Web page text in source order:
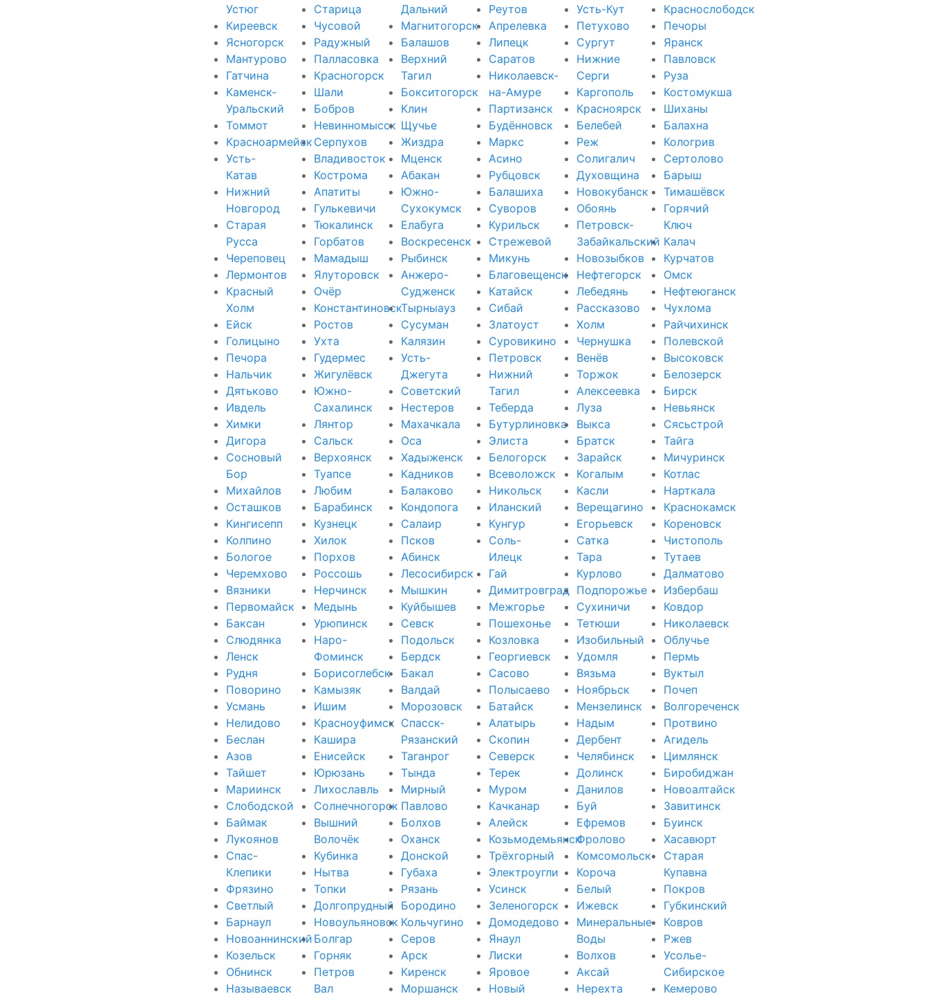
Устюг
Киреевск
Ясногорск
Мантурово
Гатчина
Каменск-
Уральский
Томмот
Красноармейск
Усть-
Катав
Нижний
Новгород
Старая
Русса
Череповец
Лермонтов
Красный
Холм
Ейск
Голицыно
Печора
Нальчик
Дятьково
Ивдель
Химки
Дигора
Сосновый
Бор
Михайлов
Осташков
Кингисепп
Колпино
Бологое
Черемхово
Вязники
Первомайск
Баксан
Слюдянка
Ленск
Рудня
Поворино
Усмань
Нелидово
Беслан
Азов
Тайшет
Мариинск
Слободской
Баймак
Лукоянов
Спас-
Клепики
Фрязино
Светлый
Барнаул
Новоаннинский
Козельск
Обнинск
Называевск
Старица
Чусовой
Радужный
Палласовка
Красногорск
Шали
Бобров
Невинномысск
Серпухов
Владивосток
Кострома
Апатиты
Гулькевичи
Тюкалинск
Горбатов
Мамадыш
Ялуторовск
Очёр
Константиновск
Ростов
Ухта
Гудермес
Жигулёвск
Южно-
Сахалинск
Лянтор
Сальск
Верхоянск
Туапсе
Любим
Барабинск
Кузнецк
Хилок
Порхов
Россошь
Нерчинск
Медынь
Урюпинск
Наро-
Фоминск
Борисоглебск
Камызяк
Ишим
Красноуфимск
Кашира
Енисейск
Юрюзань
Лихославль
Солнечногорск
Вышний
Волочёк
Кубинка
Нытва
Топки
Долгопрудный
Новоульяновск
Болгар
Горняк
Петров
Вал
Дальний
Магнитогорск
Балашов
Верхний
Тагил
Бокситогорск
Клин
Щучье
Жиздра
Мценск
Абакан
Южно-
Сухокумск
Елабуга
Воскресенск
Рыбинск
Анжеро-
Судженск
Тырныауз
Сусуман
Калязин
Усть-
Джегута
Советский
Нестеров
Махачкала
Оса
Хадыженск
Кадников
Балаково
Кондопога
Салаир
Псков
Абинск
Лесосибирск
Мышкин
Куйбышев
Севск
Подольск
Бердск
Бакал
Валдай
Морозовск
Спасск-
Рязанский
Таганрог
Тында
Мирный
Павлово
Болхов
Оханск
Донской
Губаха
Рязань
Бородино
Кольчугино
Серов
Арск
Киренск
Моршанск
Реутов
Апрелевка
Липецк
Саратов
Николаевск-
на-Амуре
Партизанск
Будённовск
Маркс
Асино
Рубцовск
Балашиха
Суворов
Курильск
Стрежевой
Микунь
Благовещенск
Катайск
Сибай
Златоуст
Суровикино
Петровск
Нижний
Тагил
Теберда
Бутурлиновка
Элиста
Белогорск
Всеволожск
Никольск
Иланский
Кунгур
Соль-
Илецк
Гай
Димитровград
Межгорье
Пошехонье
Козловка
Георгиевск
Сасово
Полысаево
Батайск
Алатырь
Скопин
Северск
Терек
Муром
Качканар
Алейск
Козьмодемьянск
Трёхгорный
Электроугли
Усинск
Зеленогорск
Домодедово
Янаул
Лиски
Яровое
Новый
Усть-Кут
Петухово
Сургут
Нижние
Серги
Каргополь
Красноярск
Белебей
Реж
Солигалич
Духовщина
Новокубанск
Обоянь
Петровск-
Забайкальский
Новозыбков
Нефтегорск
Лебедянь
Рассказово
Холм
Чернушка
Венёв
Торжок
Алексеевка
Луза
Выкса
Братск
Зарайск
Когалым
Касли
Верещагино
Егорьевск
Сатка
Тара
Курлово
Подпорожье
Сухиничи
Тетюши
Изобильный
Удомля
Вязьма
Ноябрьск
Мензелинск
Надым
Дербент
Челябинск
Долинск
Данилов
Буй
Ефремов
Фролово
Комсомольск
Короча
Белый
Ижевск
Минеральные
Воды
Волхов
Аксай
Нерехта
Краснослободск
Печоры
Яранск
Павловск
Руза
Костомукша
Шиханы
Балахна
Кологрив
Сертолово
Барыш
Тимашёвск
Горячий
Ключ
Калач
Курчатов
Омск
Нефтеюганск
Чухлома
Райчихинск
Полевской
Высоковск
Белозерск
Бирск
Невьянск
Сясьстрой
Тайга
Мичуринск
Котлас
Нарткала
Краснокамск
Кореновск
Чистополь
Тутаев
Далматово
Избербаш
Ковдор
Николаевск
Облучье
Пермь
Вуктыл
Почеп
Волгореченск
Протвино
Агидель
Цимлянск
Биробиджан
Новоалтайск
Завитинск
Буинск
Хасавюрт
Старая
Купавна
Покров
Губкинский
Ковров
Ржев
Усолье-
Сибирское
Кемерово